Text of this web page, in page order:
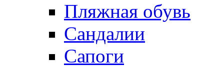
Пляжная обувь
Сандалии
Сапоги